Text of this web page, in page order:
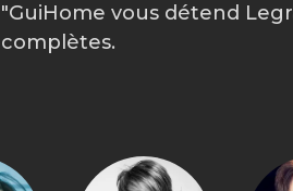
"GuiHome vous détend
complètes.